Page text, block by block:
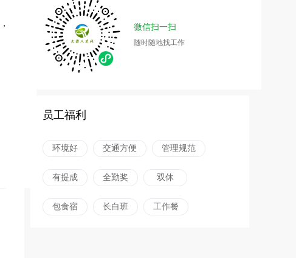
微信扫一扫
随时随地找工作
员工福利
环境好 交通方便 管理规范
有提成 全勤奖 双休
包食宿 长白班 工作餐